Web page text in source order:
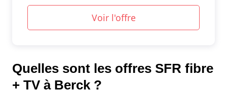
Quelles sont les offres SFR fibre
+ TV à Berck ?